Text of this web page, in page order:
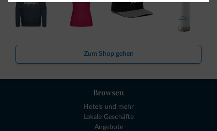
Zum Shop gehen
Browsen
Hotels und mehr
Lokale Geschäfte
Angebote